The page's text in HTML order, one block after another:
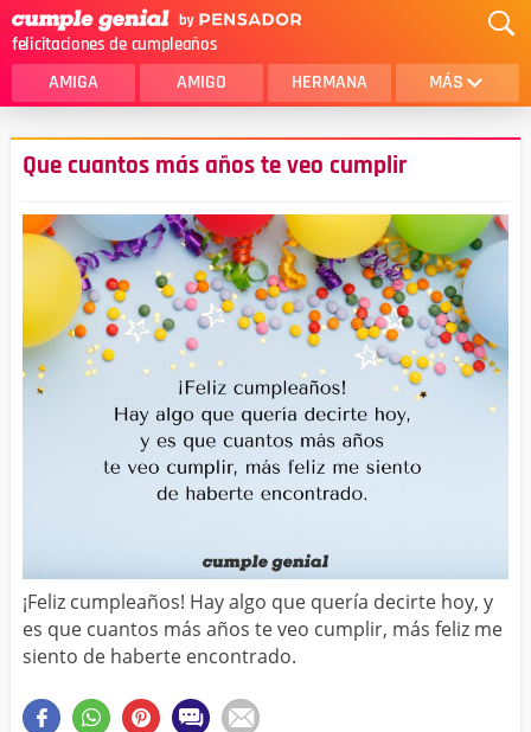
felicitaciones de cumpleaños
AMIGA AMIGO HERMANA MÁS
MAMA
AMOR
SOBRINA
HIJA
HERMANO
HIJO
NOVIA
ESPOSO
PAPA
HOMBRE
TIA
CUÑADA
ALGUIEN ESPECIAL
PRIMO
Que cuantos más años te veo cumplir
¡Feliz cumpleaños! Hay algo que quería decirte hoy, y
es que cuantos más años te veo cumplir, más feliz me
siento de haberte encontrado.